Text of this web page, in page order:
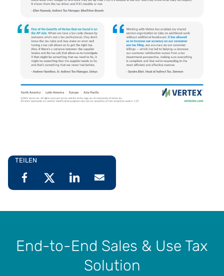
TEILEN
End-to-End Sales & Use Tax
Solution